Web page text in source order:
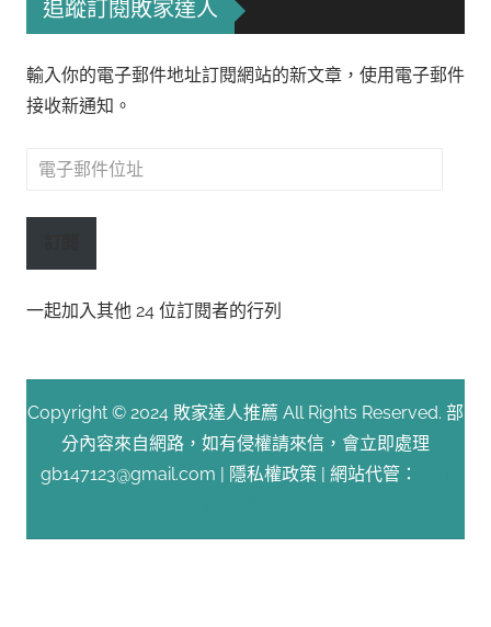
追蹤訂閱敗家達人
輸入你的電子郵件地址訂閱網站的新文章，使用電子郵件
接收新通知。
電
郵
址
一起加入其他 24 位訂閱者的行列
Copyright © 2024 敗家達人推薦 All Rights Reserved. 部
分內容來自網路，如有侵權請來信，會立即處理
gb147123@gmail.com | 隱私權政策 | 網站代管：